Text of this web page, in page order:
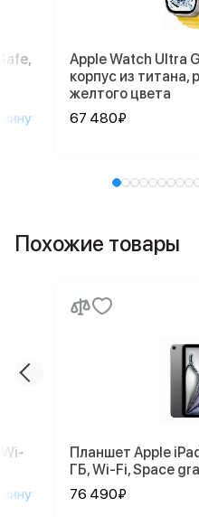
Apple Watch Ultra
корпус из титана,
желтого цвета
67 480₽
Похожие товары
Планшет Apple
ГБ, Wi-Fi, Space
76 490₽